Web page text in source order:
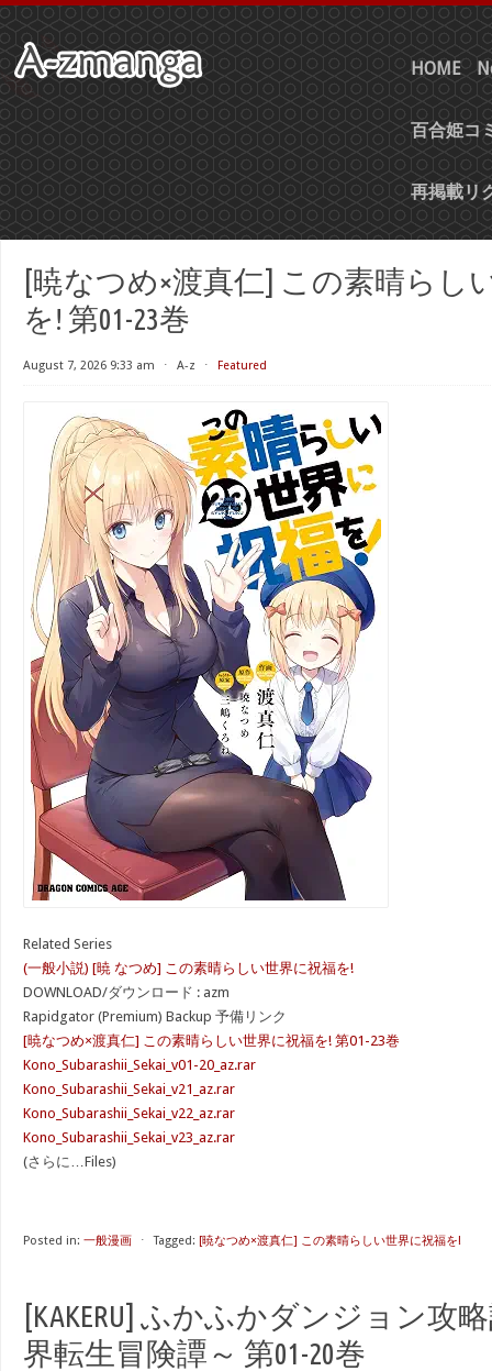
HOME
百合姫コ
再掲載リ
[暁なつめ×渡真仁] この素晴らし
を! 第01-23巻
August 7, 2026 9:33 am ⋅ A-z ⋅ Featured
Related Series
(一般小説) [暁 なつめ] この素晴らしい世界に祝福を!
DOWNLOAD/ダウンロード : azm
Rapidgator (Premium) Backup 予備リンク
[暁なつめ×渡真仁] この素晴らしい世界に祝福を! 第01-23巻
Kono_Subarashii_Sekai_v01-20_az.rar
Kono_Subarashii_Sekai_v21_az.rar
Kono_Subarashii_Sekai_v22_az.rar
Kono_Subarashii_Sekai_v23_az.rar
(さらに…Files)
Posted in: 一般漫画 ⋅ Tagged: [暁なつめ×渡真仁] この素晴らしい世界に祝福を!
[KAKERU] ふかふかダンジョン攻
界転生冒険譚～ 第01-20巻